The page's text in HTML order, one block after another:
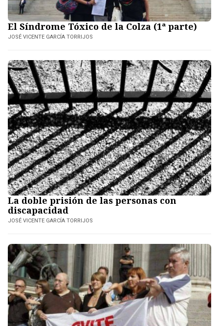
El Síndrome Tóxico de la Colza (1ª parte)
JOSÉ VICENTE GARCÍA TORRIJOS
La doble prisión de las personas con
discapacidad
JOSÉ VICENTE GARCÍA TORRIJOS